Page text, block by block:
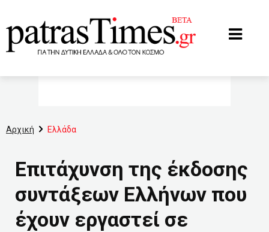
Αρχική Ελλάδα
Επιτάχυνση της έκδοσης
συντάξεων Ελλήνων που
έχουν εργαστεί σε